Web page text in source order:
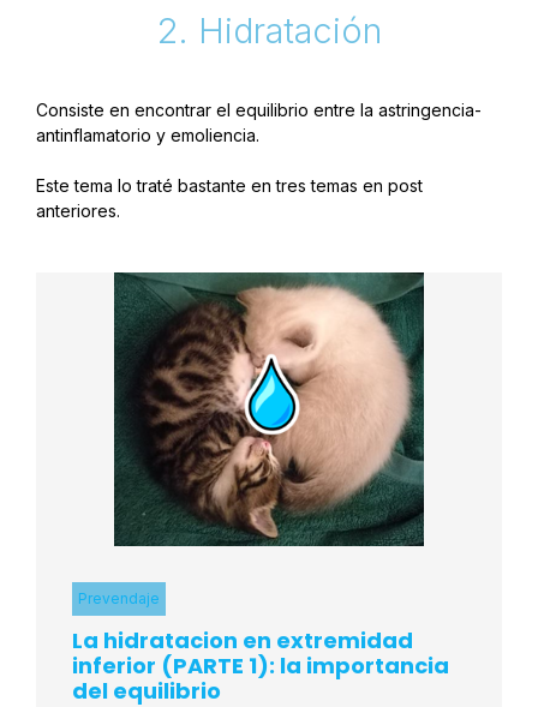
2. Hidratación
Consiste en encontrar el equilibrio entre la astringencia-
antinflamatorio y emoliencia.
Este tema lo traté bastante en tres temas en post
anteriores.
Prevendaje
La hidratacion en extremidad
inferior (PARTE 1): la importancia
del equilibrio